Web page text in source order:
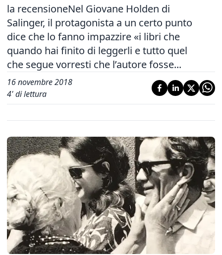
la recensioneNel Giovane Holden di
Salinger, il protagonista a un certo punto
dice che lo fanno impazzire «i libri che
quando hai finito di leggerli e tutto quel
che segue vorresti che l’autore fosse...
16 novembre 2018
4' di lettura